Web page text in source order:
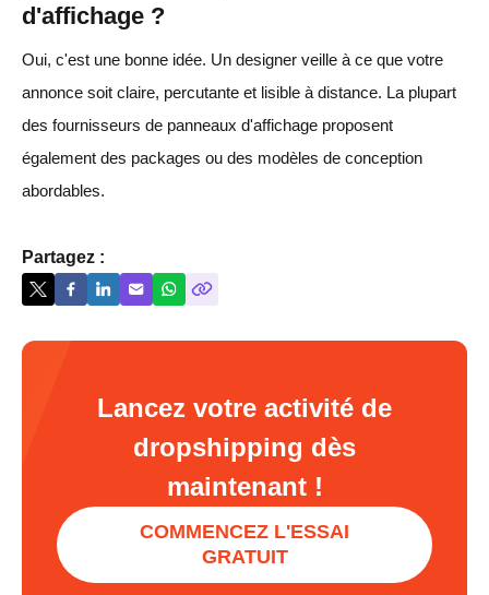
d'affichage ?
Oui, c'est une bonne idée. Un designer veille à ce que votre
annonce soit claire, percutante et lisible à distance. La plupart
des fournisseurs de panneaux d'affichage proposent
également des packages ou des modèles de conception
abordables.
Partagez :
Lancez votre activité de
dropshipping dès
maintenant !
COMMENCEZ L'ESSAI
GRATUIT